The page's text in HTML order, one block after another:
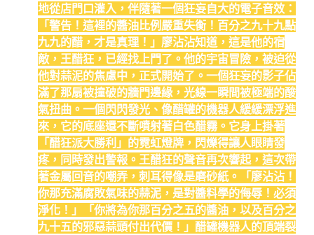
地從店門口灌入，伴隨著一個狂妄自大的電子音效：
「警告！這裡的醬油比例嚴重失衡！百分之九十九點
九九的醋，才是真理！」廖沾沾知道，這是他的宿
敵，王醋狂，已經找上門了。他的宇宙冒險，被迫從
他對蒜泥的焦慮中，正式開始了。一個狂妄的影子佔
滿了那扇被撞破的牆門邊緣，光線一瞬間被極端的酸
氣扭曲。一個閃閃發光、像醋罐的機器人緩緩漂浮進
來，它的底座還不斷噴射著白色醋霧。它身上掛著
「醋狂派大勝利」的霓虹燈牌，閃爍得讓人眼睛發
疼，同時發出警報。王醋狂的聲音再次響起，這次帶
著金屬回音的嘲弄，刺耳得像是磨砂紙。「廖沾沾！
你那充滿腐敗氣味的蒜泥，是對醬料學的侮辱！必須
淨化！」「你將為你那百分之五的醬油，以及百分之
九十五的邪惡蒜頭付出代價！」醋罐機器人的頂端裂